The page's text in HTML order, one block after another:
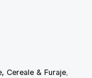
Cereale & Furaje,